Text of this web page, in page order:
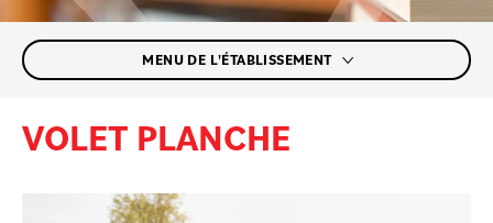
MENU DE L'ÉTABLISSEMENT
VOLET PLANCHE